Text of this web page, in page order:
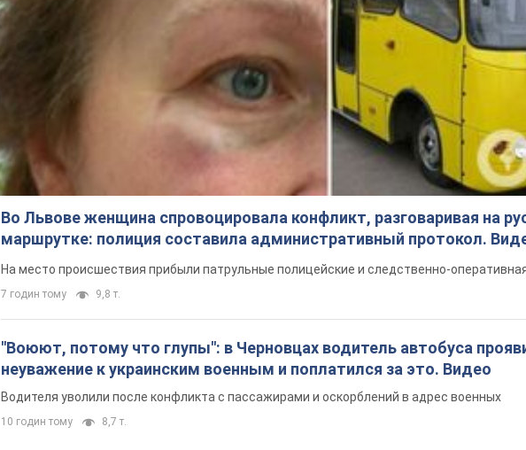
Во Львове женщина спровоцировала конфликт, разговаривая на
маршрутке: полиция составила административный протокол.
На место происшествия прибыли патрульные полицейские и следственно-
7 годин тому 9,8 т.
"Воюют, потому что глупы": в Черновцах водитель автобуса
неуважение к украинским военным и поплатился за это. Видео
Водителя уволили после конфликта с пассажирами и оскорблений в адрес военных
10 годин тому 8,7 т.